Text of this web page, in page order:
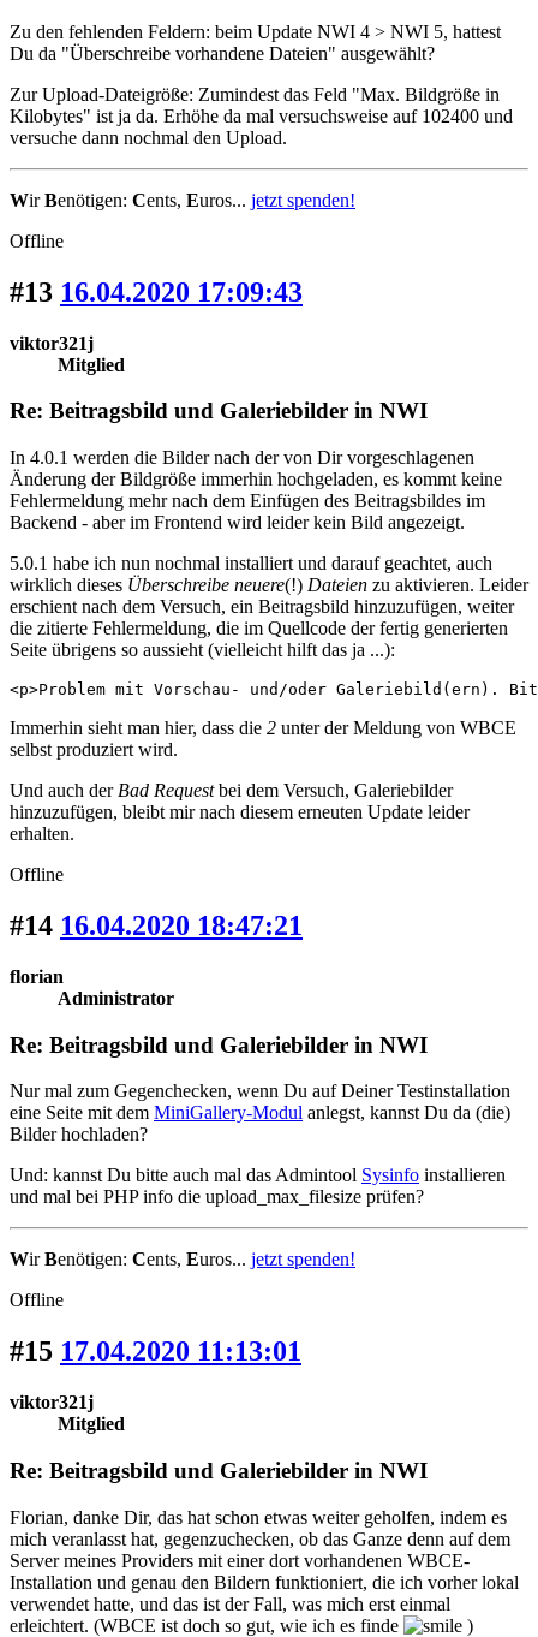
Zu den fehlenden Feldern: beim Update NWI 4 > NWI 5, hattest
Du da "Überschreibe vorhandene Dateien" ausgewählt?
Zur Upload-Dateigröße: Zumindest das Feld "Max. Bildgröße in
Kilobytes" ist ja da. Erhöhe da mal versuchsweise auf 102400 und
versuche dann nochmal den Upload.
WirBenötigen: Cents, Euros... jetzt spenden!
Offline
#13 16.04.2020 17:09:43
viktor321j
Mitglied
Re: Beitragsbild und Galeriebilder in NWI
In 4.0.1 werden die Bilder nach der von Dir vorgeschlagenen
Änderung der Bildgröße immerhin hochgeladen, es kommt keine
Fehlermeldung mehr nach dem Einfügen des Beitragsbildes im
Backend - aber im Frontend wird leider kein Bild angezeigt.
5.0.1 habe ich nun nochmal installiert und darauf geachtet, auch
wirklich dieses Überschreibe neuere(!) Dateien zu aktivieren. Leider
erschient nach dem Versuch, ein Beitragsbild hinzuzufügen, weiter
die zitierte Fehlermeldung, die im Quellcode der fertig generierten
Seite übrigens so aussieht (vielleicht hilft das ja ...):
<p>Problem mit Vorschau- und/oder Galeriebild(ern).
Immerhin sieht man hier, dass die 2 unter der Meldung von WBCE
selbst produziert wird.
Und auch der Bad Requestbei dem Versuch, Galeriebilder
hinzuzufügen, bleibt mir nach diesem erneuten Update leider
erhalten.
Offline
#14 16.04.2020 18:47:21
florian
Administrator
Re: Beitragsbild und Galeriebilder in NWI
Nur mal zum Gegenchecken, wenn Du auf Deiner Testinstallation
eine Seite mit dem MiniGallery-Modul anlegst, kannst Du da (die)
Bilder hochladen?
Und: kannst Du bitte auch mal das Admintool Sysinfo installieren
und mal bei PHP info die upload_max_filesize prüfen?
WirBenötigen: Cents, Euros... jetzt spenden!
Offline
#15 17.04.2020 11:13:01
viktor321j
Mitglied
Re: Beitragsbild und Galeriebilder in NWI
Florian, danke Dir, das hat schon etwas weiter geholfen, indem es
mich veranlasst hat, gegenzuchecken, ob das Ganze denn auf dem
Server meines Providers mit einer dort vorhandenen WBCE-
Installation und genau den Bildern funktioniert, die ich vorher lokal
verwendet hatte, und das ist der Fall, was mich erst einmal
erleichtert. (WBCE ist doch so gut, wie ich es finde
)